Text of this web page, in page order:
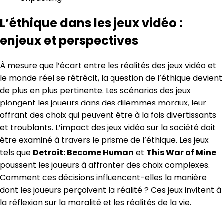
L’éthique dans les jeux vidéo :
enjeux et perspectives
À mesure que l’écart entre les réalités des jeux vidéo et
le monde réel se rétrécit, la question de l’éthique devient
de plus en plus pertinente. Les scénarios des jeux
plongent les joueurs dans des dilemmes moraux, leur
offrant des choix qui peuvent être à la fois divertissants
et troublants. L’impact des jeux vidéo sur la société doit
être examiné à travers le prisme de l’éthique. Les jeux
tels que Detroit: Become Human et This War of Mine
poussent les joueurs à affronter des choix complexes.
Comment ces décisions influencent-elles la manière
dont les joueurs perçoivent la réalité ? Ces jeux invitent à
la réflexion sur la moralité et les réalités de la vie.